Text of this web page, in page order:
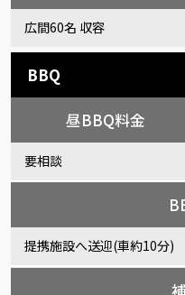
広間60名 収容
BBQ
昼BBQ料金
要相談
提携施設へ送迎(車約10分)